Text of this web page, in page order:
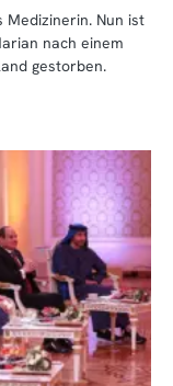
Nun ist
nach einem
gestorben.